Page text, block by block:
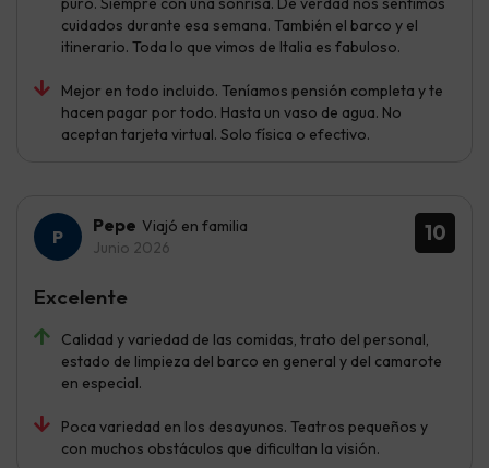
cuidados durante esa semana. También el barco y el
itinerario. Toda lo que vimos de Italia es fabuloso.
Mejor en todo incluido. Teníamos pensión completa y te
hacen pagar por todo. Hasta un vaso de agua. No
aceptan tarjeta virtual. Solo física o efectivo.
10
Pepe Viajó en familia
Junio 2026
Calidad y variedad de las comidas, trato del personal,
estado de limpieza del barco en general y del camarote
en especial.
Poca variedad en los desayunos. Teatros pequeños y
con muchos obstáculos que dificultan la visión.
Excelente